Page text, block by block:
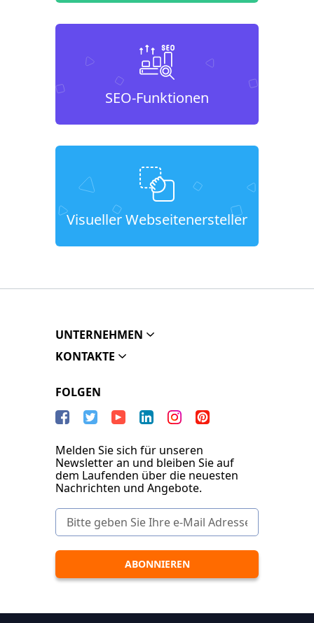
SEO-Funktionen
Visueller Webseitenersteller
UNTERNEHMEN
KONTAKTE
FOLGEN
Melden Sie sich für unseren
Newsletter an und bleiben Sie auf
dem Laufenden über die neuesten
Nachrichten und Angebote.